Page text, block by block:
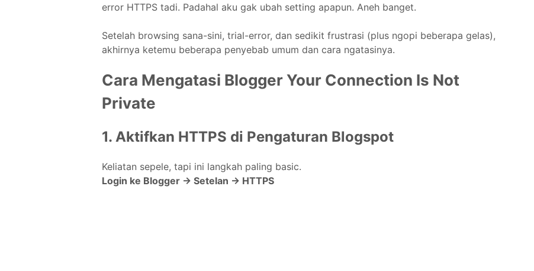
error HTTPS tadi. Padahal aku gak ubah setting apapun. Aneh banget.
Setelah browsing sana-sini, trial-error, dan sedikit frustrasi (plus ngopi beberapa gelas),
akhirnya ketemu beberapa penyebab umum dan cara ngatasinya.
Cara Mengatasi Blogger Your Connection Is Not
Private
1. Aktifkan HTTPS di Pengaturan Blogspot
Keliatan sepele, tapi ini langkah paling basic.
Login ke Blogger → Setelan → HTTPS